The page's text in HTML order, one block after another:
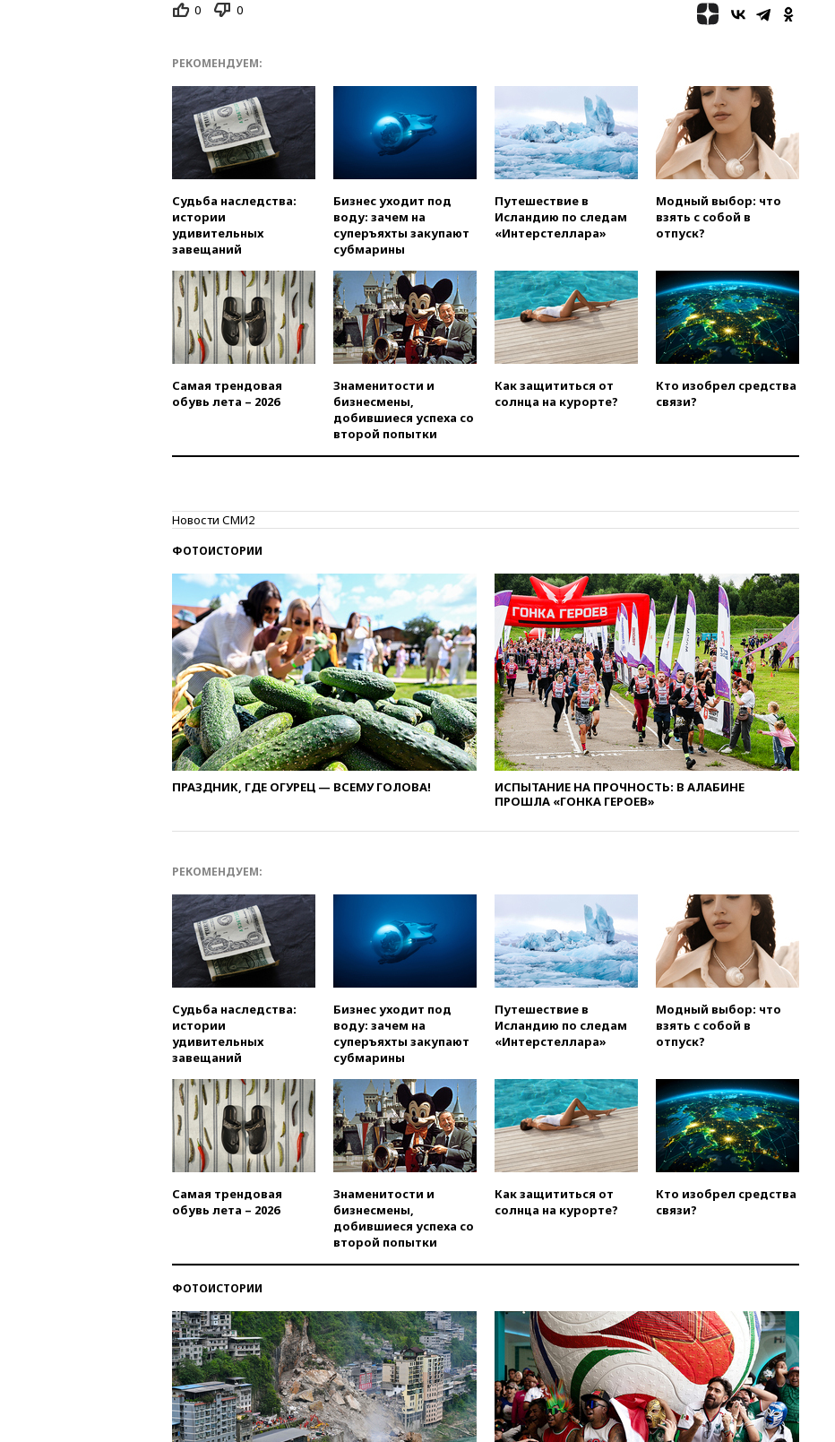
«Газпром»: объем газа в
ТАСС: Уиткофф и
Кушнер могут вскоре посетить
Москву и Киев
17:43
«Тиса» выдвинула экс-
председателя Верховного
Венгрии
Politico: «Газовая
16:16
Беспилотник взорвался
вблизи газопровода в
Болгарии
15:25
При атаке БПЛА в
Белгородской области погиб
мирный житель
14:54
В Аргентине умер отец
14:43Турция ограничила
стал Тодд Бланш
13:03Испания ввела
погранконтроль для
итальянских туристов
12:27Возгорание на Ильском
НПЗ, вызванное атакой БПЛА,
потушили
11:47Суд оставил под
арестом Rolls-Royce блогера
Лерчек
11:07При столкновении
катера и лодки под Самарой
погибли два человека
территорией РФ
09:25
Ильский НПЗ на Кубани
загорелся после падения
обломков дрона
08:57
Собянин сообщил о
девяти БПЛА, сбитых на
подлете к Москве
Силы ПВО сбили почти
регионами
08:16
Лукашенко призвал
белорусов покупать избы в
селах
07:30
Нигерия стала
крупнейшим поставщиком
авиатоплива в Европу
усилий против наркотрафика
миграционного кризиса
03:30В Минстрое сравнили
качество жилья в Нью-Йорке и
России
02:30Трамп попросил
отпустить его с круглого стола
0 0
РЕКОМЕНДУЕМ:
Судьба наследства:
истории
удивительных
завещаний
Бизнес уходит под
воду: зачем на
суперъяхты закупают
субмарины
Путешествие в
Исландию по следам
«Интерстеллара»
Модный выбор: что
взять с собой в
отпуск?
Самая трендовая
обувь лета – 2026
Знаменитости и
бизнесмены,
добившиеся успеха со
второй попытки
Как защититься от
солнца на курорте?
Кто изобрел средства
связи?
Новости СМИ2
ФОТОИСТОРИИ
ПРАЗДНИК, ГДЕ ОГУРЕЦ — ВСЕМУ ГОЛОВА!
ИСПЫТАНИЕ НА ПРОЧНОСТЬ: В АЛАБИНЕ
ПРОШЛА «ГОНКА ГЕРОЕВ»
РЕКОМЕНДУЕМ:
Судьба наследства:
истории
удивительных
завещаний
Бизнес уходит под
воду: зачем на
суперъяхты закупают
субмарины
Путешествие в
Исландию по следам
«Интерстеллара»
Модный выбор: что
взять с собой в
отпуск?
Самая трендовая
обувь лета – 2026
Знаменитости и
бизнесмены,
добившиеся успеха со
второй попытки
Как защититься от
солнца на курорте?
Кто изобрел средства
связи?
ФОТОИСТОРИИ